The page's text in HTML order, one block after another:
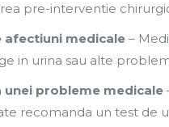
pre-interventie
afectiuni medicale –
in urina sau alte
unei probleme medicale
recomanda un test de